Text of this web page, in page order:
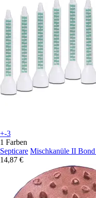
+-3
1 Farben
Septicare Mischkanüle II
14,87 €